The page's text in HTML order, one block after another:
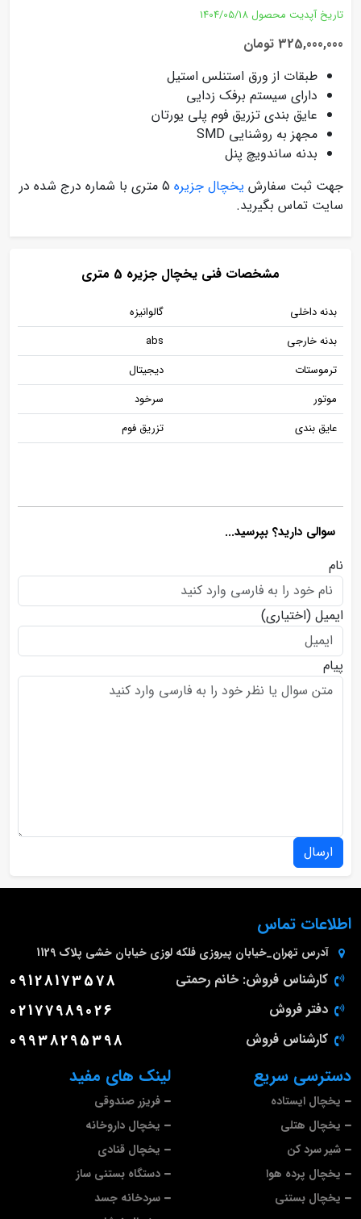
تاریخ آپدیت محصول 1404/05/18
325,000,000 تومان
طبقات از ورق استنلس استیل
دارای سیستم برفک زدایی
عایق بندی تزریق فوم پلی یورتان
مجهز به روشنایی SMD
بدنه ساندویچ پنل
جهت ثبت سفارش یخچال جزیره
5 متری با شماره درج شده در
سایت تماس بگیرید.
مشخصات فنی یخچال جزیره 5 متری
بدنه داخلی
گالوانیزه
بدنه خارجی
abs
ترموستات
دیجیتال
موتور
سرخود
عایق بندی
تزریق فوم
سوالی دارید؟ بپرسید...
نام
ایمیل (اختیاری)
پیام
ارسال
لینک های مفید
فریزر صندوقی
یخچال داروخانه
یخچال قنادی
دستگاه بستنی ساز
سردخانه جسد
دسترسی سریع
یخچال ایستاده
یخچال هتلی
شیر سرد کن
یخچال پرده هوا
یخچال بستنی
اطلاعات تماس
آدرس تهران_خیابان پیروزی فلکه لوزی خیابان خشی پلاک 1129
کارشناس فروش: خانم رحمتی 09128173578
دفتر فروش 02177989026
کارشناس فروش 09938295398